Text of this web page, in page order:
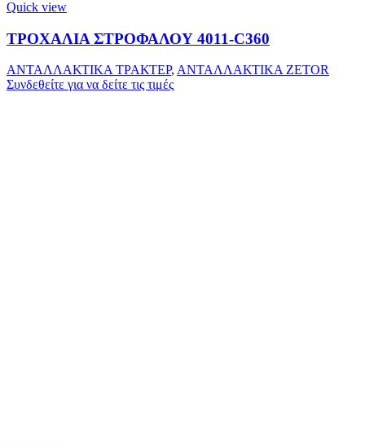
Quick view
ΤΡΟΧΑΛΙΑ ΣΤΡΟΦΑΛΟΥ 4011-C360
ΑΝΤΑΛΛΑΚΤΙΚΑ ΤΡΑΚΤΕΡ, ΑΝΤΑΛΛΑΚΤΙΚΑ ZETOR
Συνδεθείτε για να δείτε τις τιμές